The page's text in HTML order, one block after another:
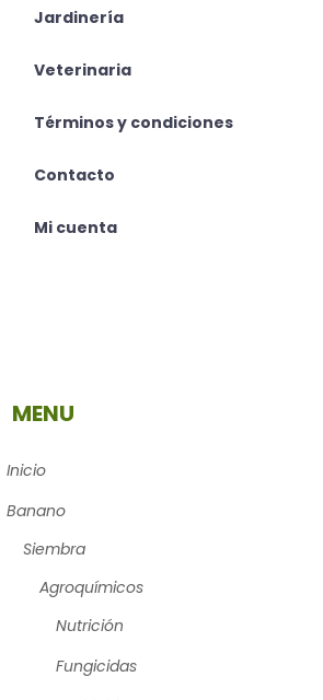
Jardinería
Veterinaria
Términos y condiciones
Contacto
Mi cuenta
MENU
Inicio
Banano
Siembra
Agroquímicos
Nutrición
Fungicidas